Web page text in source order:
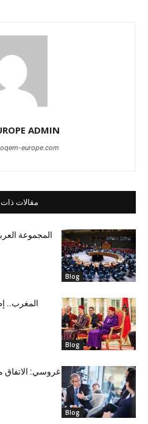
ADMIN
europe.com
مقالات
Blog
المجموعة
Blog
المغرب..
Blog
غروسي: الاتفاق